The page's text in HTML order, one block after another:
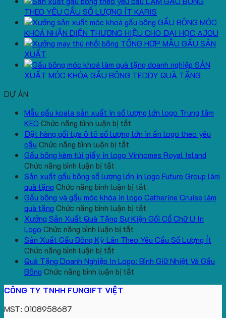
THEO YÊU CẦU SỐ LƯỢNG ÍT KARIS
GẤU BÔNG MÓC
KHOÁ NHẬN DIỆN THƯƠNG HIỆU CHO ĐẠI HỌC AJOU
TỔNG HỢP MẪU GẤU SẢN
XUẤT
SẢN
XUẤT MÓC KHÓA GẤU BÔNG TEDDY QUÀ TẶNG
DỰ ÁN
Mẫu gấu koala sản xuất in số lượng lớn logo Trung tâm
KEO Chức năng bình luận bị tắt
Mẫu
koala
xuất
in
số
lượng
lớn
logo
Trung
KEO
Đặt hàng gối tựa ô tô số lượng lớn in ấn logo theo yêu
cầu Chức năng bình luận bị tắt
Đặt
gối
tựa
ô
tô
số
lượng
lớn
ấn
logo
Gấu bông kèm túi giấy in logo Vinhomes Royal Island
Chức năng bình luận bị tắt
Gấu
bông
kèm
túi
giấy
in
logo
Royal
Island
Sản xuất gấu bông số lượng lớn in logo Future Group làm
quà tặng Chức năng bình luận bị tắt
Sản
gấu
số
lớn
Gấu bông và gấu móc khóa in logo Catherine Cruise làm
quà tặng Chức năng bình luận bị tắt
Gấu
và
móc
Xưởng Sản Xuất Quà Tặng Sự Kiện Gối Cổ Chữ U In
Logo Chức năng bình luận bị tắt
Xưởng
Xuất
Quà
Sản Xuất Gấu Bông Kỳ Lân Theo Yêu Cầu Số Lượng Ít
Chức năng bình luận bị tắt
Sản
Xuất
Bông
Quà Tặng Doanh Nghiệp In Logo: Bình Giữ Nhiệt Và Gấu
Bông Chức năng bình luận bị tắt
CÔNG TY TNHH FUNGIFT VIỆT
MST: 0108958687